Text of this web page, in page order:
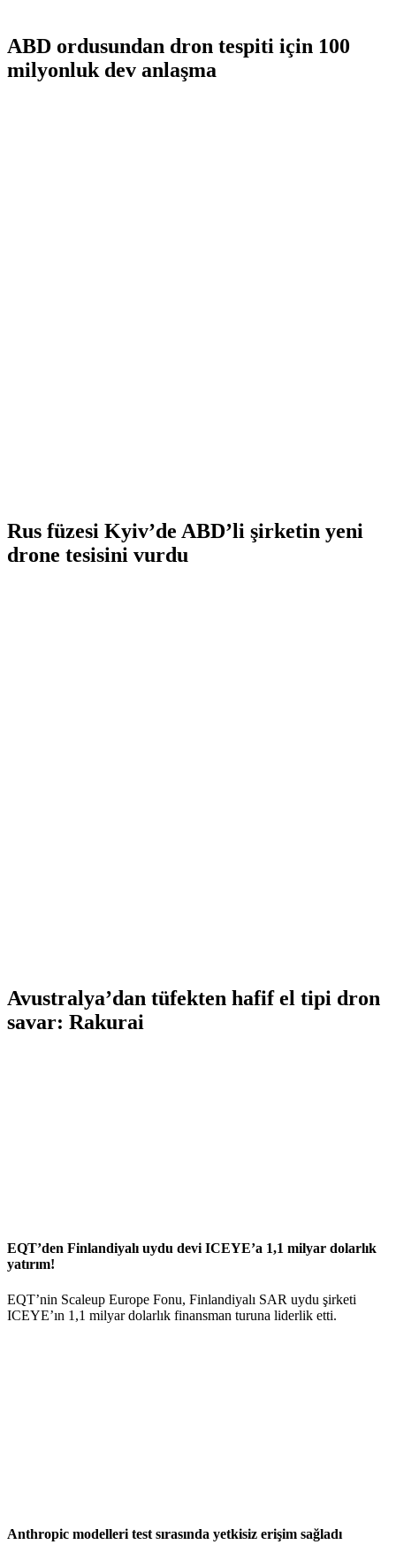
ABD ordusundan dron tespiti için 100
milyonluk dev anlaşma
Rus füzesi Kyiv’de ABD’li şirketin yeni
drone tesisini vurdu
Avustralya’dan tüfekten hafif el tipi dron
savar: Rakurai
EQT’den Finlandiyalı uydu devi ICEYE’a 1,1 milyar dolarlık
yatırım!
EQT’nin Scaleup Europe Fonu, Finlandiyalı SAR uydu şirketi
ICEYE’ın 1,1 milyar dolarlık finansman turuna liderlik etti.
Anthropic modelleri test sırasında yetkisiz erişim sağladı